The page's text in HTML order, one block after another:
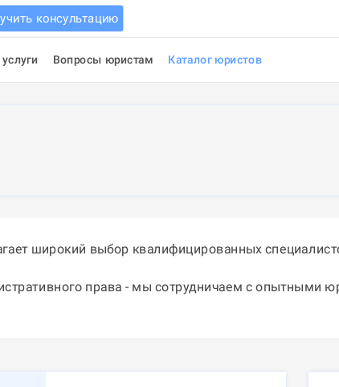
консультацию
Вопросы юристам Каталог юристов
широкий выбор квалифицированных
права - мы сотрудничаем с опытными